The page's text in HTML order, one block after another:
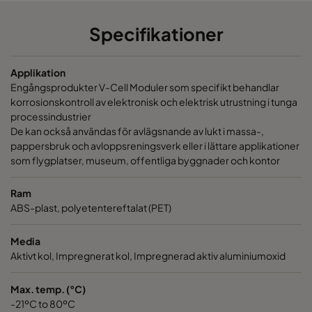
CamCarb VG300 Bases 300
CamCarb VG440 SO2_H2S^³ 300
CamCarb VG440 Acids_H2S^³ 300
CamCarb VG440 VOC
CamCarb VG440 H2S_Mercaptans
Specifikationer
Applikation
Engångsprodukter V-Cell Moduler som specifikt behandlar
korrosionskontroll av elektronisk och elektrisk utrustning i tunga
processindustrier
De kan också användas för avlägsnande av lukt i massa-,
pappersbruk och avloppsreningsverk eller i lättare applikationer
som flygplatser, museum, offentliga byggnader och kontor
Ram
ABS-plast, polyetentereftalat (PET)
Media
Aktivt kol, Impregnerat kol, Impregnerad aktiv aluminiumoxid
Max. temp. (°C)
-21ºC to 80ºC